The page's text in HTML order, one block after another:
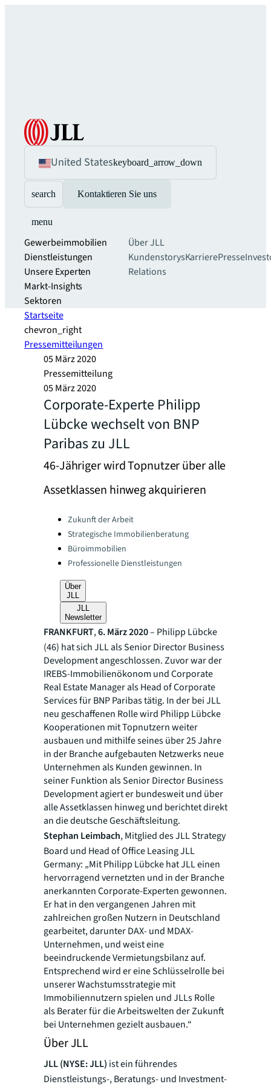
United Stateskeyboard_arrow_down
search Kontaktieren Sie uns
menu
Gewerbeimmobilien
Dienstleistungen
Unsere Experten
Markt-Insights
Sektoren​
Über JLL
KundenstorysKarrierePresse
Relations
Startseite
chevron_right
Pressemitteilungen
05 März 2020
Pressemitteilung
05 März 2020
Corporate-Experte Philipp
Lübcke wechselt von BNP
Paribas zu JLL
46-Jähriger wird Topnutzer über alle
Assetklassen hinweg akquirieren
Categories:Zukunft der Arbeit
Strategische Immobilienberatung
Büroimmobilien
Professionelle Dienstleistungen
Über
JLL
JLL
Newsletter
FRANKFURT,6. März 2020– Philipp Lübcke
(46) hat sich JLL als Senior Director Business
Development angeschlossen. Zuvor war der
IREBS-Immobilienökonom und Corporate
Real Estate Manager als Head of Corporate
Services für BNP Paribas tätig. In der bei JLL
neu geschaffenen Rolle wird Philipp Lübcke
Kooperationen mit Topnutzern weiter
ausbauen und mithilfe seines über 25 Jahre
in der Branche aufgebauten Netzwerks neue
Unternehmen als Kunden gewinnen. In
seiner Funktion als Senior Director Business
Development agiert er bundesweit und über
alle Assetklassen hinweg und berichtet direkt
an die deutsche Geschäftsleitung.
Stephan Leimbach, Mitglied des JLL Strategy
Board und Head of Office Leasing JLL
Germany: „Mit Philipp Lübcke hat JLL einen
hervorragend vernetzten und in der Branche
anerkannten Corporate-Experten gewonnen.
Er hat in den vergangenen Jahren mit
zahlreichen großen Nutzern in Deutschland
gearbeitet, darunter DAX- und MDAX-
Unternehmen, und weist eine
beeindruckende Vermietungsbilanz auf.
Entsprechend wird er eine Schlüsselrolle bei
unserer Wachstumsstrategie mit
Immobiliennutzern spielen und JLLs Rolle
als Berater für die Arbeitswelten der Zukunft
bei Unternehmen gezielt ausbauen.“
Über JLL
JLL (NYSE: JLL) ist ein führendes
Dienstleistungs-, Beratungs- und Investment-